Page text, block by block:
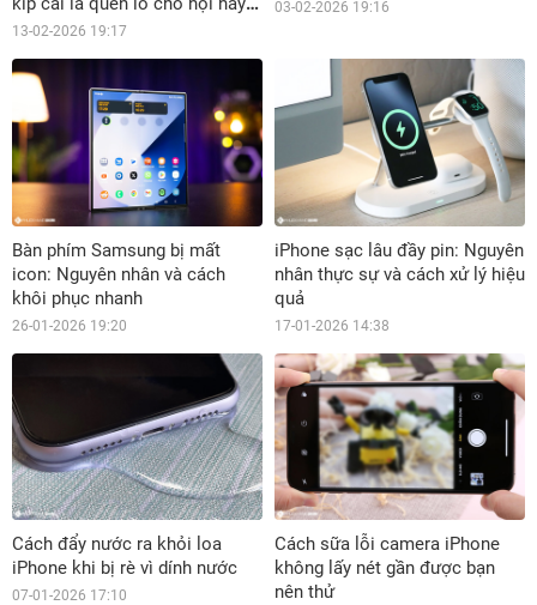
lơ đãng
13-02-2026 19:17
03-02-2026 19:16
Bàn phím Samsung bị mất
icon: Nguyên nhân và cách
khôi phục nhanh
26-01-2026 19:20
iPhone sạc lâu đầy pin: Nguyên
nhân thực sự và cách xử lý hiệu
quả
17-01-2026 14:38
Cách đẩy nước ra khỏi loa
iPhone khi bị rè vì dính nước
07-01-2026 17:10
Cách sữa lỗi camera iPhone
không lấy nét gần được bạn
nên thử